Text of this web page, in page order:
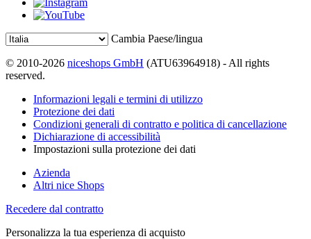
Cambia Paese/lingua
© 2010-2026 niceshops GmbH (ATU63964918) - All rights
reserved.
Informazioni legali e termini di utilizzo
Protezione dei dati
Condizioni generali di contratto e politica di cancellazione
Dichiarazione di accessibilità
Impostazioni sulla protezione dei dati
Azienda
Altri nice Shops
Recedere dal contratto
Personalizza la tua esperienza di acquisto